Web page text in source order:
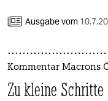
Ausgabe vom
Kommentar Macrons
Zu kleine Schritte